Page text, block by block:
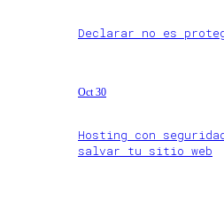
Declarar no es
Oct 30
Hosting con
salvar tu sitio web